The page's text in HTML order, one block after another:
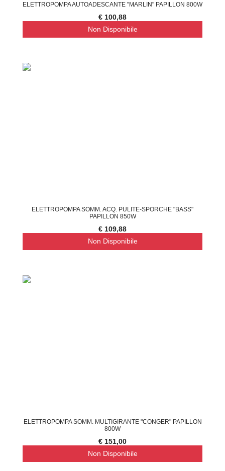
ELETTROPOMPA AUTOADESCANTE "MARLIN" PAPILLON 800W
€ 100,88
Non Disponibile
ELETTROPOMPA SOMM. ACQ. PULITE-SPORCHE "BASS"
PAPILLON 850W
€ 109,88
Non Disponibile
ELETTROPOMPA SOMM. MULTIGIRANTE "CONGER" PAPILLON
800W
€ 151,00
Non Disponibile